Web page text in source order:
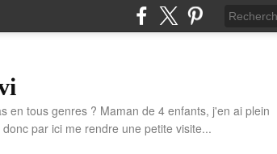
en tous genres ? Maman de 4 enfants, j'en ai plein
par ici me rendre une petite visite...